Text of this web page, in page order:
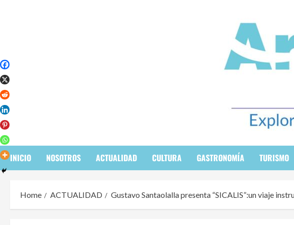
INICIO NOSOTROS ACTUALIDAD CULTURA GASTRONOMÍA TURISMO
Home ACTUALIDAD Gustavo Santaolalla presenta “SICALIS”:un viaje